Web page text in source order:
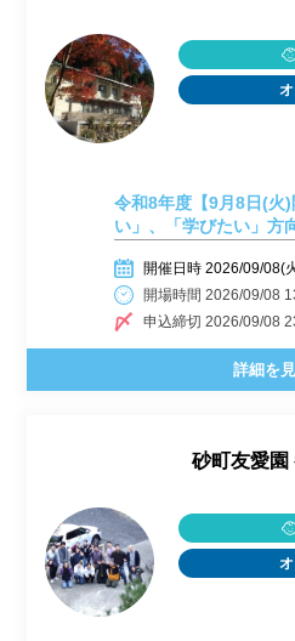
令和8年度【9月8日(火
い」、「学びたい」
開催日時 2026/09/08(
開場時間 2026/09/08
申込締切 2026/09/08
詳細を
砂町友愛園